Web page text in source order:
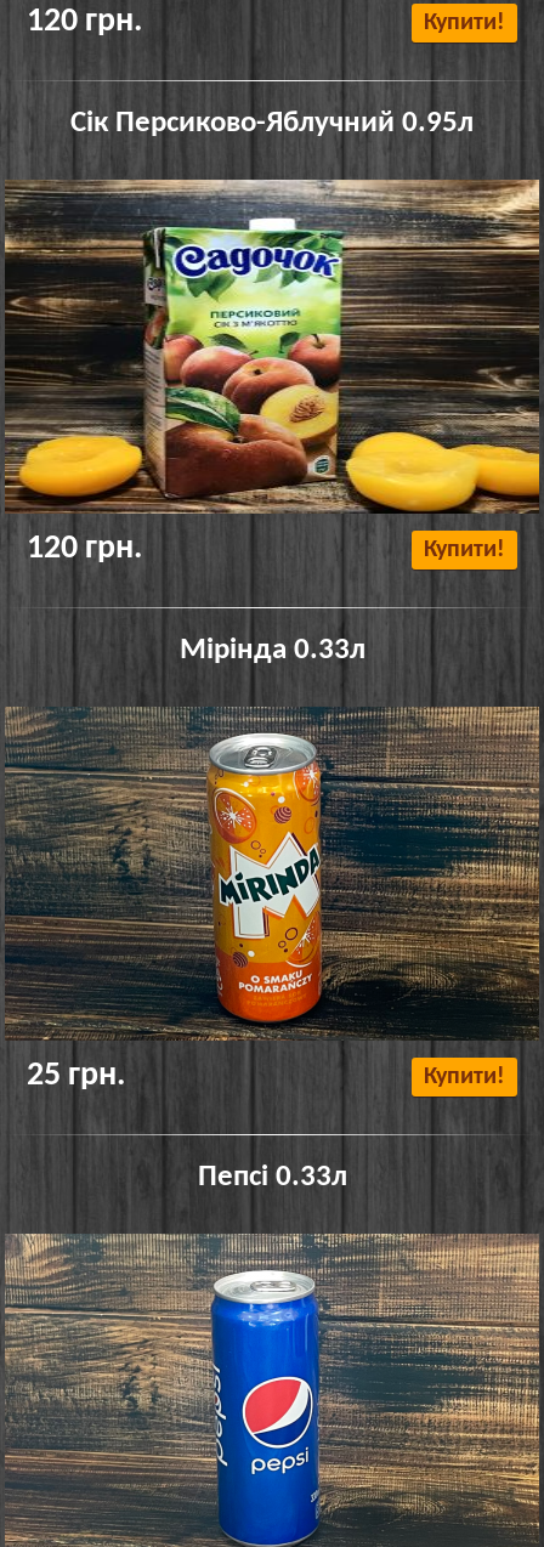
120 грн. Купити!
Сік Персиково-Яблучний 0.95л
120 грн. Купити!
Мірінда 0.33л
25 грн. Купити!
Пепсі 0.33л